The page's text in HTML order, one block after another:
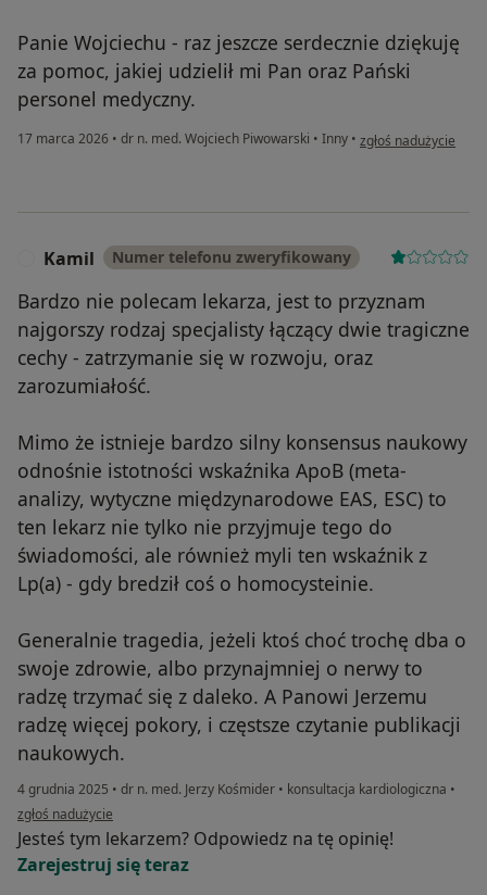
Panie Wojciechu - raz jeszcze serdecznie dziękuję
za pomoc, jakiej udzielił mi Pan oraz Pański
personel medyczny.
17 marca 2026 • dr n. med. Wojciech Piwowarski • Inny • w opinii
zgłoś nadużycie
Kamil Numer telefonu zweryfikowany
Bardzo nie polecam lekarza, jest to przyznam
najgorszy rodzaj specjalisty łączący dwie tragiczne
cechy - zatrzymanie się w rozwoju, oraz
zarozumiałość.
Mimo że istnieje bardzo silny konsensus naukowy
odnośnie istotności wskaźnika ApoB (meta-
analizy, wytyczne międzynarodowe EAS, ESC) to
ten lekarz nie tylko nie przyjmuje tego do
świadomości, ale również myli ten wskaźnik z
Lp(a) - gdy bredził coś o homocysteinie.
Generalnie tragedia, jeżeli ktoś choć trochę dba o
swoje zdrowie, albo przynajmniej o nerwy to
radzę trzymać się z daleko. A Panowi Jerzemu
radzę więcej pokory, i częstsze czytanie publikacji
naukowych.
4 grudnia 2025 • dr n. med. Jerzy Kośmider • konsultacja kardiologiczna •
w opinii użytkownika Kamil
zgłoś nadużycie
Jesteś tym lekarzem? Odpowiedz na tę opinię!
Zarejestruj się teraz